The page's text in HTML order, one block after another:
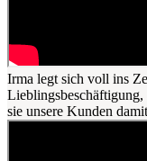
Irma legt sich voll ins
sie unsere Kunden